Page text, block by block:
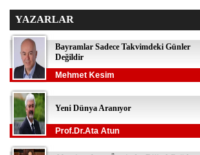
YAZARLAR
Bayramlar Sadece Takvimdeki Günler
Değildir
Mehmet Kesim
Yeni Dünya Aranıyor
Prof.Dr.Ata Atun